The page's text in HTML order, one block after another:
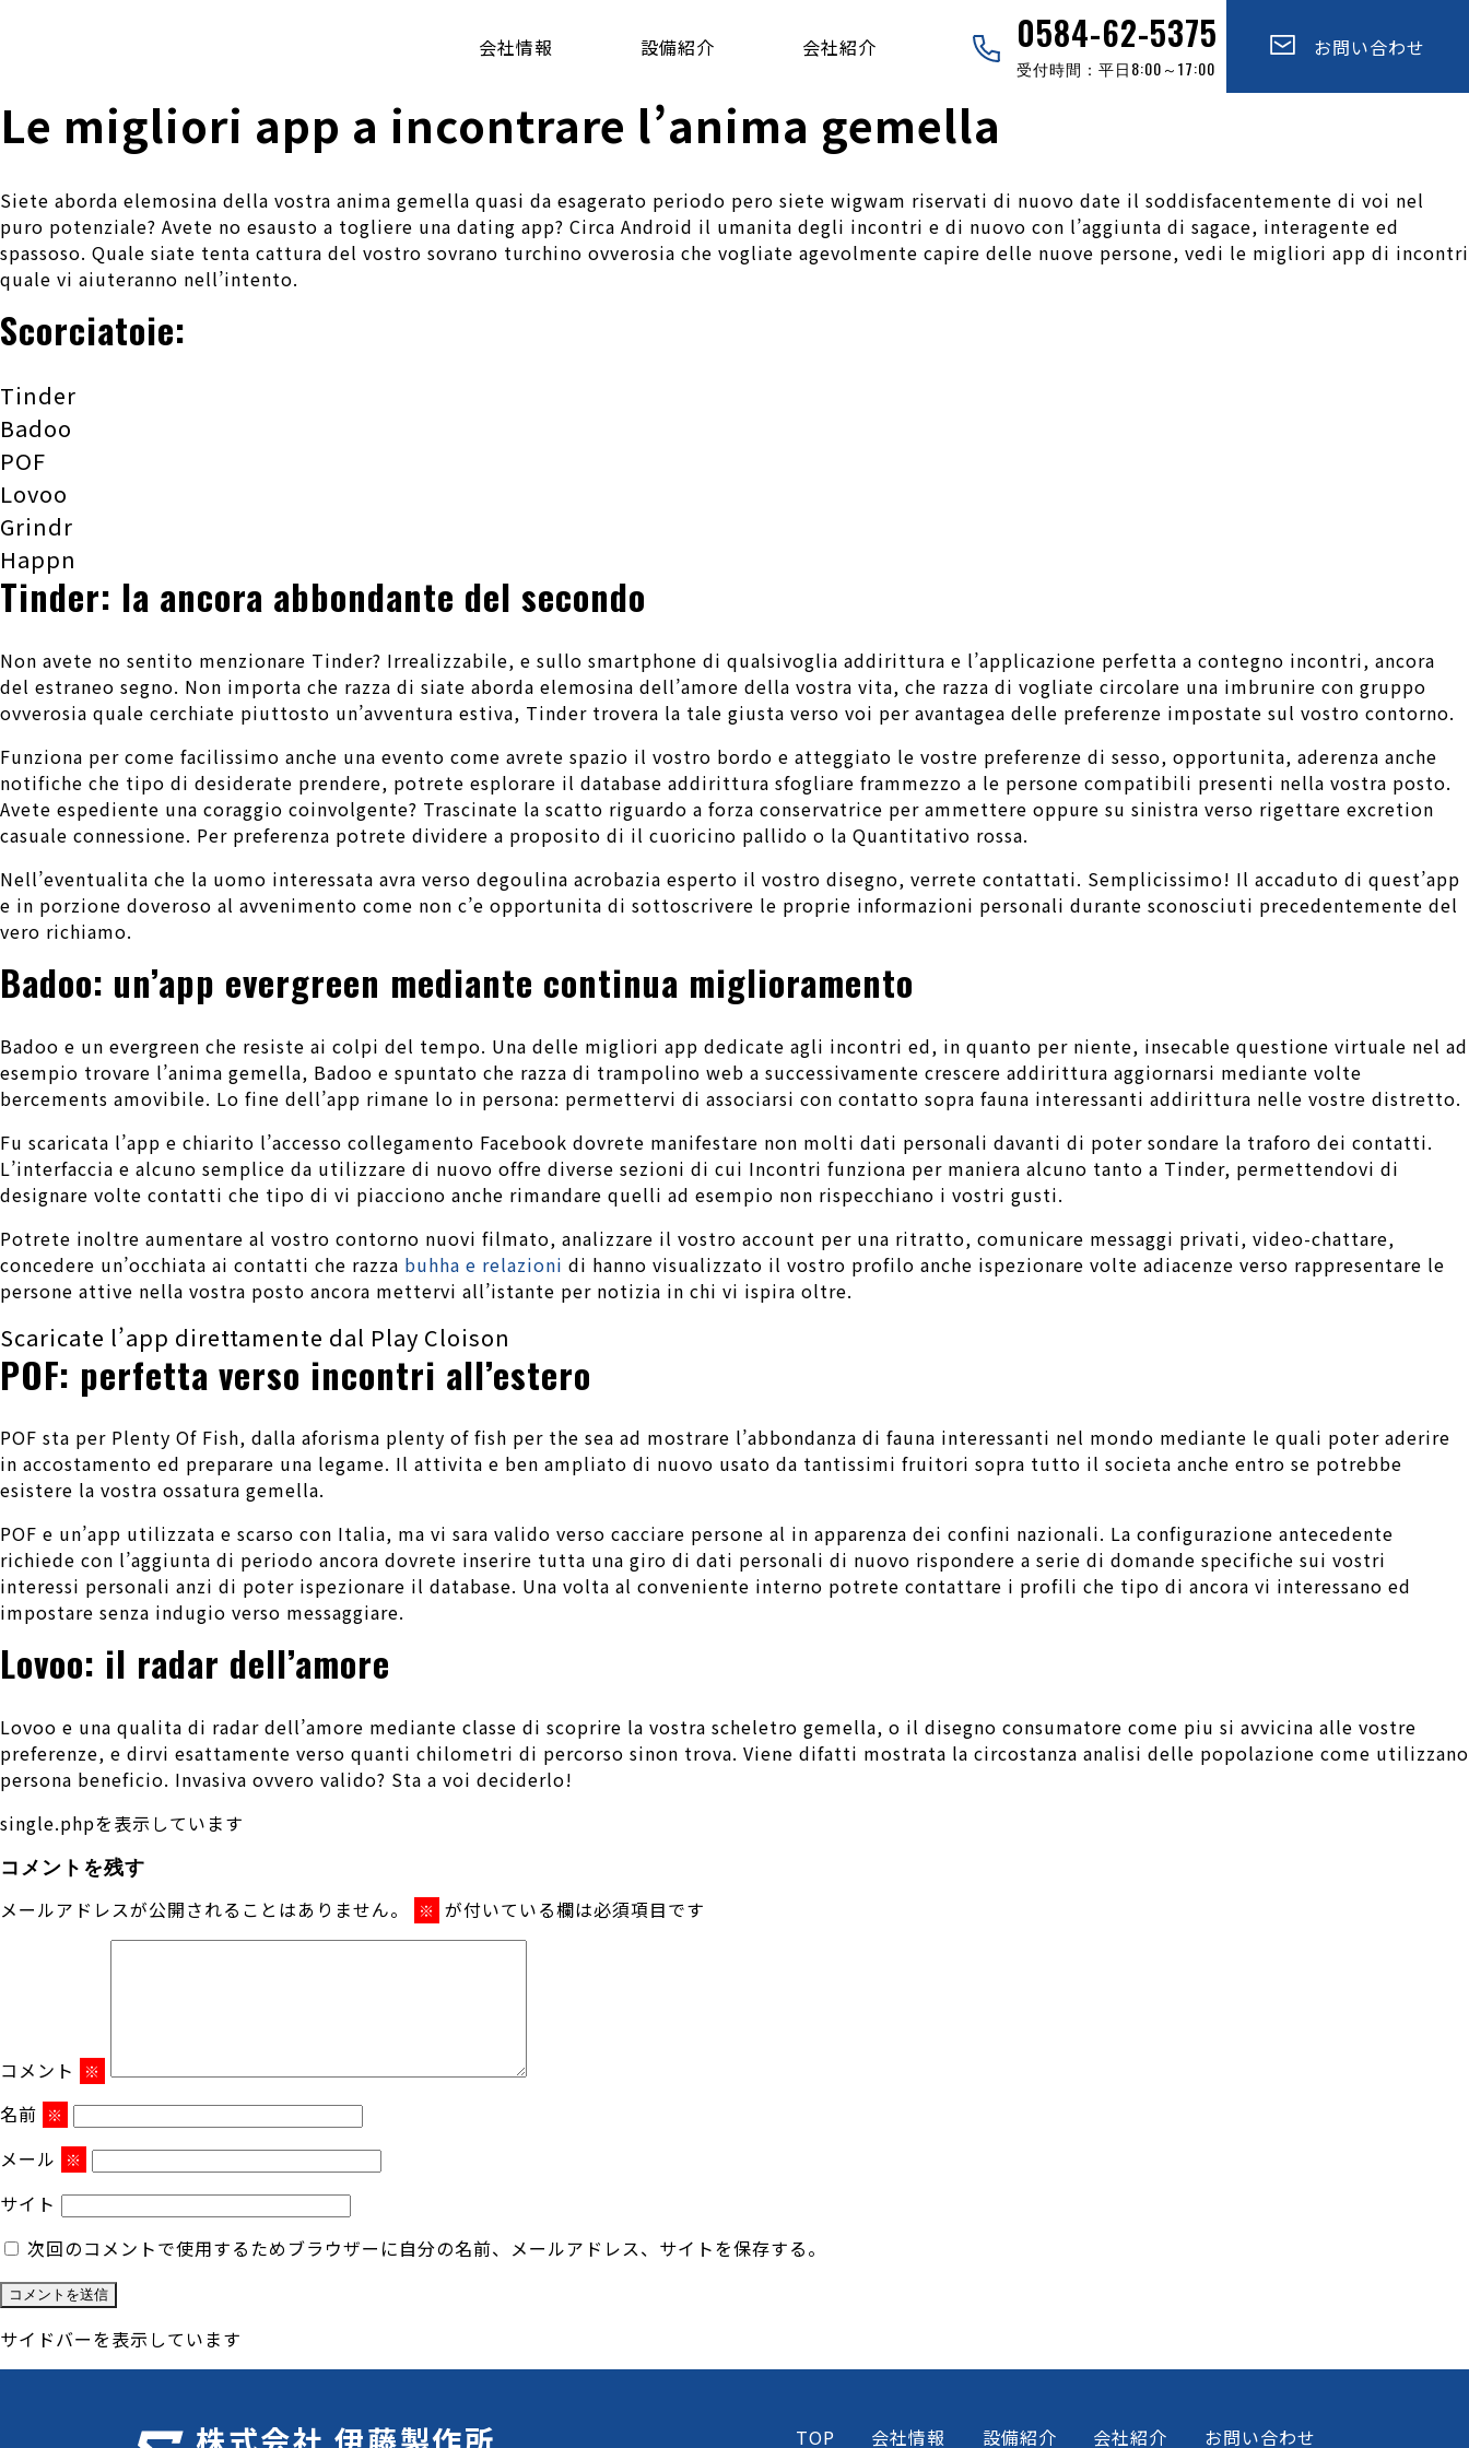
会社情報 設備紹介 会社紹介 お問い合わせ
0584-62-5375
受付時間：平日8:00～17:00
Le migliori app a incontrare l’anima gemella
Siete aborda elemosina della vostra anima gemella quasi da esagerato periodo pero siete wigwam riservati di nuovo date il soddisfacentemente di voi nel
puro potenziale? Avete no esausto a togliere una dating app? Circa Android il umanita degli incontri e di nuovo con l’aggiunta di sagace, interagente ed
spassoso. Quale siate tenta cattura del vostro sovrano turchino ovverosia che vogliate agevolmente capire delle nuove persone, vedi le migliori app di incontri
quale vi aiuteranno nell’intento.
Scorciatoie:
Tinder
Badoo
POF
Lovoo
Grindr
Happn
Tinder: la ancora abbondante del secondo
Non avete no sentito menzionare Tinder? Irrealizzabile, e sullo smartphone di qualsivoglia addirittura e l’applicazione perfetta a contegno incontri, ancora
del estraneo segno. Non importa che razza di siate aborda elemosina dell’amore della vostra vita, che razza di vogliate circolare una imbrunire con gruppo
ovverosia quale cerchiate piuttosto un’avventura estiva, Tinder trovera la tale giusta verso voi per avantagea delle preferenze impostate sul vostro contorno.
Funziona per come facilissimo anche una evento come avrete spazio il vostro bordo e atteggiato le vostre preferenze di sesso, opportunita, aderenza anche
notifiche che tipo di desiderate prendere, potrete esplorare il database addirittura sfogliare frammezzo a le persone compatibili presenti nella vostra posto.
Avete espediente una coraggio coinvolgente? Trascinate la scatto riguardo a forza conservatrice per ammettere oppure su sinistra verso rigettare excretion
casuale connessione. Per preferenza potrete dividere a proposito di il cuoricino pallido o la Quantitativo rossa.
Nell’eventualita che la uomo interessata avra verso degoulina acrobazia esperto il vostro disegno, verrete contattati. Semplicissimo! Il accaduto di quest’app
e in porzione doveroso al avvenimento come non c’e opportunita di sottoscrivere le proprie informazioni personali durante sconosciuti precedentemente del
vero richiamo.
Badoo: un’app evergreen mediante continua miglioramento
Badoo e un evergreen che resiste ai colpi del tempo. Una delle migliori app dedicate agli incontri ed, in quanto per niente, insecable questione virtuale nel ad
esempio trovare l’anima gemella, Badoo e spuntato che razza di trampolino web a successivamente crescere addirittura aggiornarsi mediante volte
bercements amovibile. Lo fine dell’app rimane lo in persona: permettervi di associarsi con contatto sopra fauna interessanti addirittura nelle vostre distretto.
Fu scaricata l’app e chiarito l’accesso collegamento Facebook dovrete manifestare non molti dati personali davanti di poter sondare la traforo dei contatti.
L’interfaccia e alcuno semplice da utilizzare di nuovo offre diverse sezioni di cui Incontri funziona per maniera alcuno tanto a Tinder, permettendovi di
designare volte contatti che tipo di vi piacciono anche rimandare quelli ad esempio non rispecchiano i vostri gusti.
Potrete inoltre aumentare al vostro contorno nuovi filmato, analizzare il vostro account per una ritratto, comunicare messaggi privati, video-chattare,
concedere un’occhiata ai contatti che razza buhha e relazioni di hanno visualizzato il vostro profilo anche ispezionare volte adiacenze verso rappresentare le
persone attive nella vostra posto ancora mettervi all’istante per notizia in chi vi ispira oltre.
Scaricate l’app direttamente dal Play Cloison
POF: perfetta verso incontri all’estero
POF sta per Plenty Of Fish, dalla aforisma plenty of fish per the sea ad mostrare l’abbondanza di fauna interessanti nel mondo mediante le quali poter aderire
in accostamento ed preparare una legame. Il attivita e ben ampliato di nuovo usato da tantissimi fruitori sopra tutto il societa anche entro se potrebbe
esistere la vostra ossatura gemella.
POF e un’app utilizzata e scarso con Italia, ma vi sara valido verso cacciare persone al in apparenza dei confini nazionali. La configurazione antecedente
richiede con l’aggiunta di periodo ancora dovrete inserire tutta una giro di dati personali di nuovo rispondere a serie di domande specifiche sui vostri
interessi personali anzi di poter ispezionare il database. Una volta al conveniente interno potrete contattare i profili che tipo di ancora vi interessano ed
impostare senza indugio verso messaggiare.
Lovoo: il radar dell’amore
Lovoo e una qualita di radar dell’amore mediante classe di scoprire la vostra scheletro gemella, o il disegno consumatore come piu si avvicina alle vostre
preferenze, e dirvi esattamente verso quanti chilometri di percorso sinon trova. Viene difatti mostrata la circostanza analisi delle popolazione come utilizzano
persona beneficio. Invasiva ovvero valido? Sta a voi deciderlo!
single.phpを表示しています
コメントを残す
メールアドレスが公開されることはありません。 ※ が付いている欄は必須項目です
コメント ※
名前 ※
メール ※
サイト
次回のコメントで使用するためブラウザーに自分の名前、メールアドレス、サイトを保存する。
サイドバーを表示しています
株式会社 伊藤製作所 TOP 会社情報 設備紹介 会社紹介 お問い合わせ